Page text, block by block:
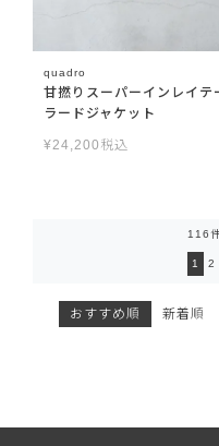
quadro
甘撚りスーパーインレイテ
ラードジャケット
¥24,200 税込
おすすめ順 新着順
116
1 2